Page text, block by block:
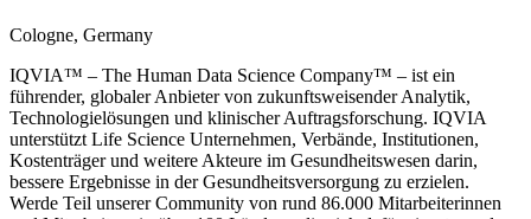
Cologne, Germany
IQVIA™ – The Human Data Science Company™ – ist ein
führender, globaler Anbieter von zukunftsweisender Analytik,
Technologielösungen und klinischer Auftragsforschung. IQVIA
unterstützt Life Science Unternehmen, Verbände, Institutionen,
Kostenträger und weitere Akteure im Gesundheitswesen darin,
bessere Ergebnisse in derGesundheitsversorgung zu erzielen.
Werde Teil unserer Community von rund 86.000 Mitarbeiterinnen